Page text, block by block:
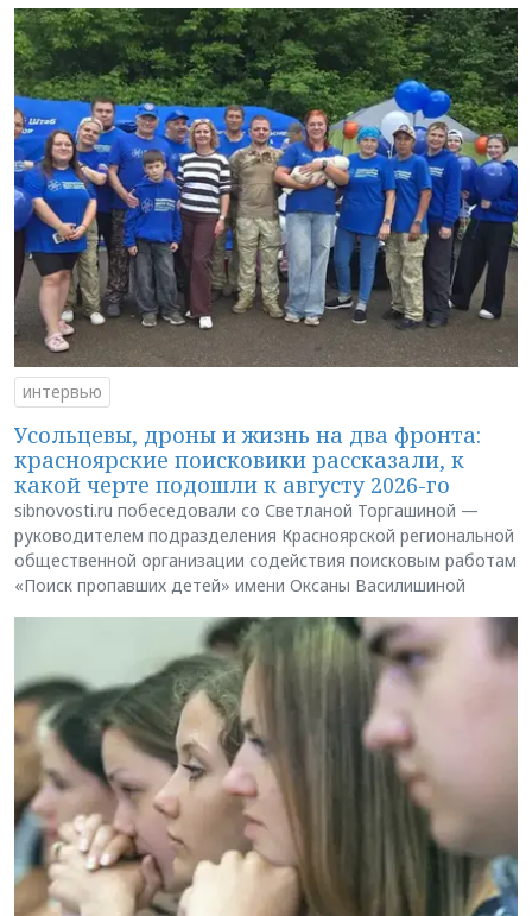
интервью
Усольцевы, дроны и жизнь на два фронта:
красноярские поисковики рассказали, к
какой черте подошли к августу 2026-го
sibnovosti.ru побеседовали со Светланой Торгашиной —
руководителем подразделения Красноярской региональной
общественной организации содействия поисковым работам
«Поиск пропавших детей» имени Оксаны Василишиной